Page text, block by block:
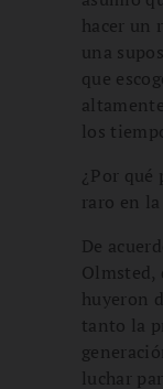
hacer un
una
que
los
¿Por qué
raro en
De
Olmsted,
huyeron
tanto la
luchar